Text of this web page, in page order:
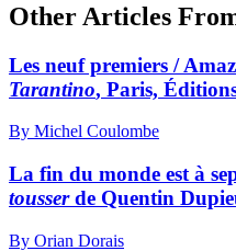
Other Articles
Les neuf premiers /
Tarantino, Paris,
By Michel Coulombe
La fin du monde est à
tousserde Quentin
By Orian Dorais